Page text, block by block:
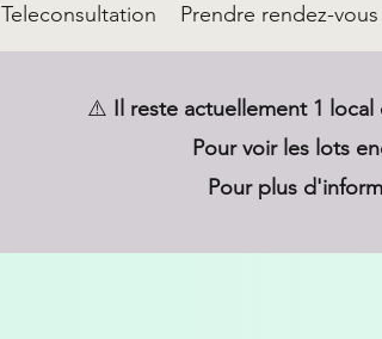
Teleconsultation Prendre rendez-vous
⚠️ Il reste actuellement 1
Pour voir les lots
Pour plus